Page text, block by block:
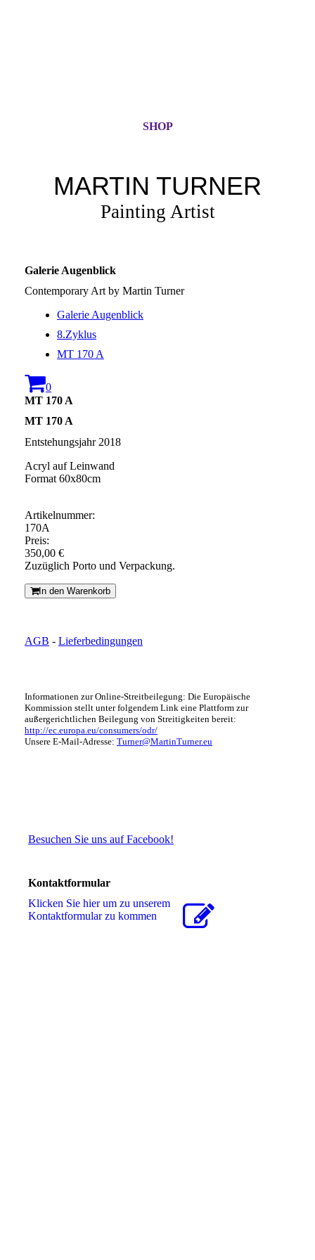
SHOP
MARTIN TURNER
Painting Artist
Galerie Augenblick
Contemporary Art by Martin Turner
Galerie Augenblick
8.Zyklus
MT 170 A
0
MT 170 A
MT 170 A
Entstehungsjahr 2018
Acryl auf Leinwand
Format 60x80cm
Artikelnummer:
170A
Preis:
350,00 €
Zuzüglich Porto und Verpackung.
In den Warenkorb
AGB - Lieferbedingungen
Informationen zur Online-Streitbeilegung: Die Europäische
Kommission stellt unter folgendem Link eine Plattform zur
außergerichtlichen Beilegung von Streitigkeiten bereit:
http://ec.europa.eu/consumers/odr/
Unsere E-Mail-Adresse: Turner@MartinTurner.eu
Besuchen Sie uns auf Facebook!
Kontaktformular
Klicken Sie hier um zu unserem
Kon­takt­for­mu­lar zu kommen